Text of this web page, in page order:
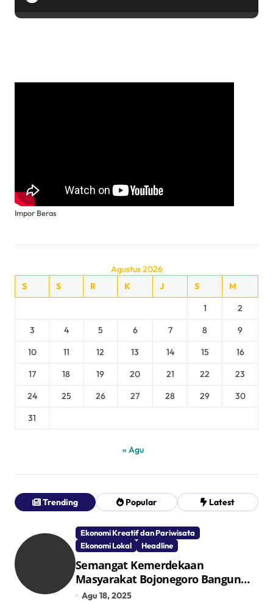
Impor Beras
Agustus 2026
S
S R K J S
M
1
2
3
4 5 6 7 8
9
10
11 12 13 14 15
16
17
18 19 20 21 22
23
24
25 26 27 28 29
30
31
« Agu
Trending Popular Latest
Ekonomi Kreatif dan Pariwisata
Ekonomi Lokal
Headline
Semangat Kemerdekaan
Masyarakat Bojonegoro Bangun
Desa Mandiri Ekonomi
Agu 18, 2025